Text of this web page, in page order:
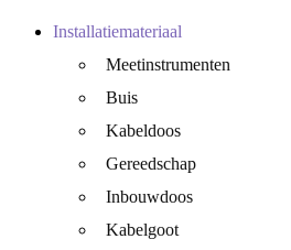
Installatiemateriaal
Meetinstrumenten
Buis
Kabeldoos
Gereedschap
Inbouwdoos
Kabelgoot